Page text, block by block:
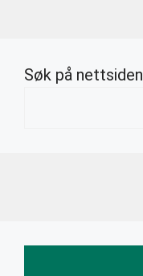
Søk på nettsiden